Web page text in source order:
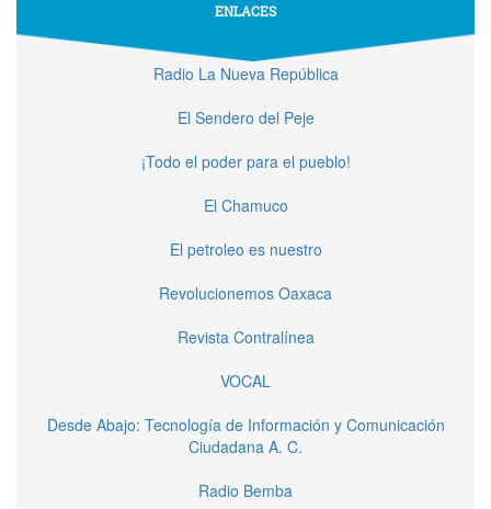
ENLACES
Radio La Nueva República
El Sendero del Peje
¡Todo el poder para el pueblo!
El Chamuco
El petroleo es nuestro
Revolucionemos Oaxaca
Revista Contralínea
VOCAL
Desde Abajo: Tecnología de Información y Comunicación
Ciudadana A. C.
Radio Bemba